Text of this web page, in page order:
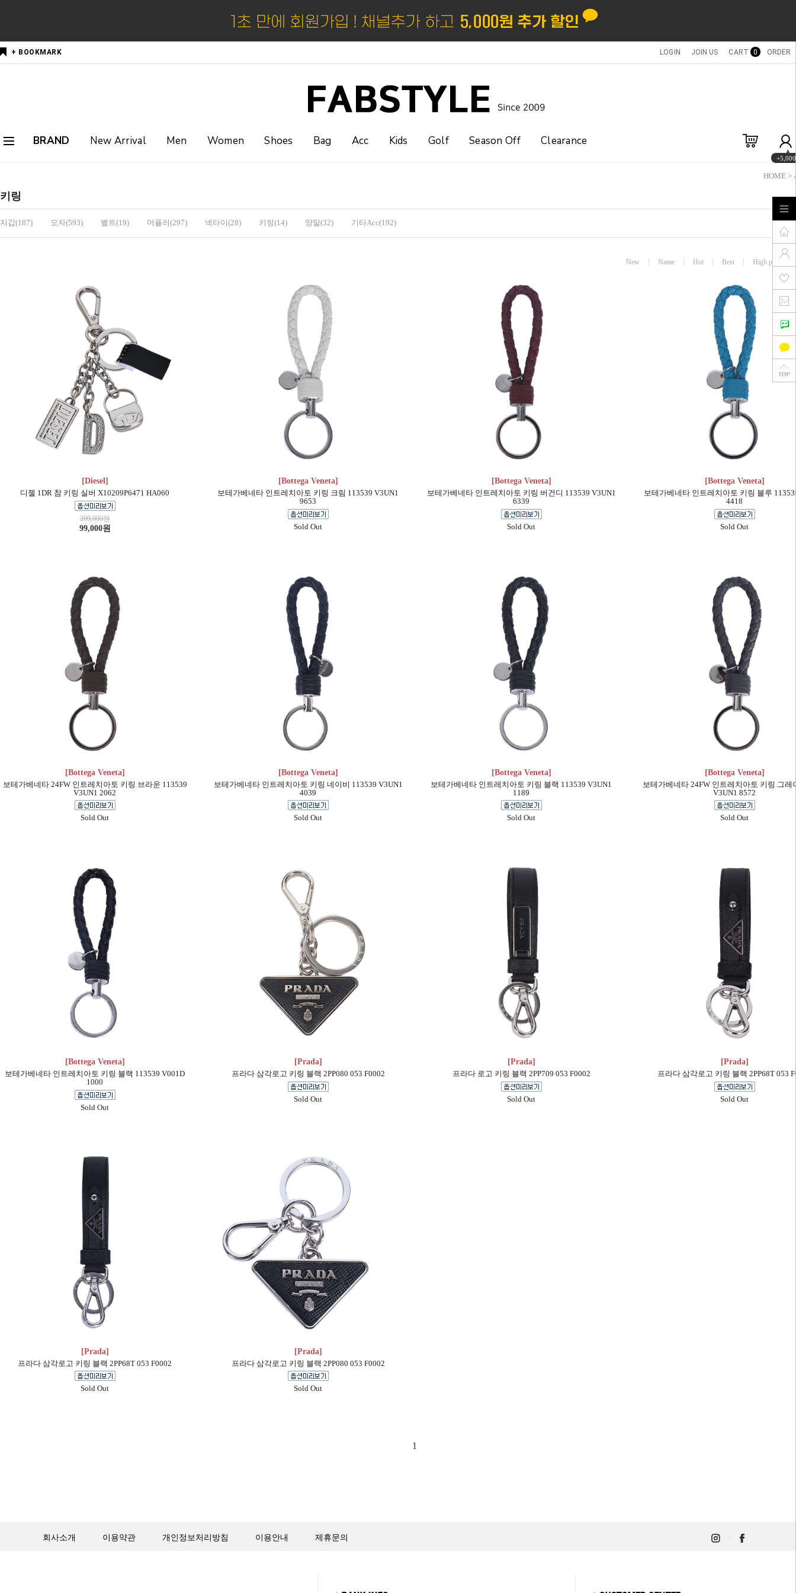
+ BOOKMARK LOGIN JOIN US CART 0 ORDER
BRAND New Arrival Men Women Shoes Bag Acc Kids Golf Season Off Clearance
HOME >
키링
지갑(187) 모자(593) 벨트(19) 머플러(297) 넥타이(28) 키링(14) 양말(32) 기타Acc(192)
New Name Hot Best High price
[Diesel]
디젤 1DR 참 키링 실버 X10209P6471 HA060
209,000원
99,000원
[Bottega Veneta]
보테가베네타 인트레치아토 키링 크림 113539 V3UN1
9653
Sold Out
[Bottega Veneta]
보테가베네타 인트레치아토 키링 버건디 113539 V3UN1
6339
Sold Out
[Bottega Veneta]
보테가베네타 인트레치아토 키링 블루
4418
Sold Out
[Bottega Veneta]
보테가베네타 24FW 인트레치아토 키링 브라운 113539
V3UN1 2062
Sold Out
[Bottega Veneta]
보테가베네타 인트레치아토 키링 네이비 113539 V3UN1
4039
Sold Out
[Bottega Veneta]
보테가베네타 인트레치아토 키링 블랙 113539 V3UN1
1189
Sold Out
[Bottega Veneta]
보테가베네타 24FW 인트레치아토 키링 그레
V3UN1 8572
Sold Out
[Bottega Veneta]
보테가베네타 인트레치아토 키링 블랙 113539 V001D
1000
Sold Out
[Prada]
프라다 삼각로고 키링 블랙 2PP080 053 F0002
Sold Out
[Prada]
프라다 로고 키링 블랙 2PP709 053 F0002
Sold Out
[Prada]
프라다 삼각로고 키링 블랙 2PP68T 053
Sold Out
[Prada]
프라다 삼각로고 키링 블랙 2PP68T 053 F0002
Sold Out
[Prada]
프라다 삼각로고 키링 블랙 2PP080 053 F0002
Sold Out
1
회사소개 이용약관 개인정보처리방침 이용안내 제휴문의